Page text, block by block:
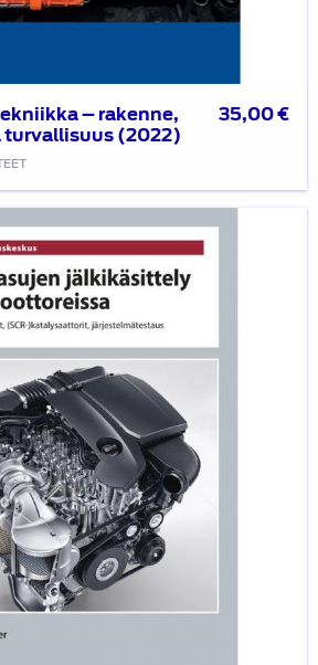
– rakenne,
(2022)
35,00€